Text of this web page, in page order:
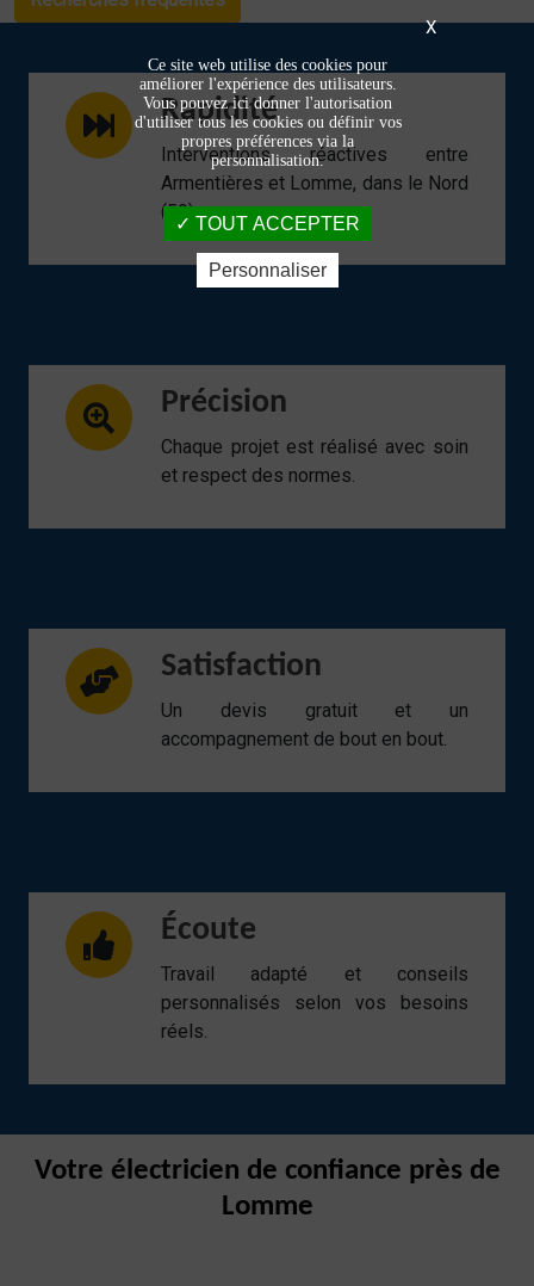
Rapidité
Interventions réactives entre
Armentières et Lomme, dans le Nord
(59).
Précision
Chaque projet est réalisé avec soin
et respect des normes.
Satisfaction
Un devis gratuit et un
accompagnement de bout en bout.
Écoute
Travail adapté et conseils
personnalisés selon vos besoins
réels.
Votre électricien de confiance près de
Lomme
X
Ce site web utilise des cookies pour
améliorer l'expérience des utilisateurs.
Vous pouvez ici donner l'autorisation
d'utiliser tous les cookies ou définir vos
propres préférences via la
personnalisation.
TOUT ACCEPTER
Personnaliser